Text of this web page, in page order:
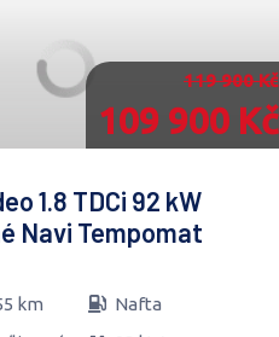
119 900 Kč
109 900 Kč
1.8 TDCi 92 kW
Navi Tempomat
km
Nafta